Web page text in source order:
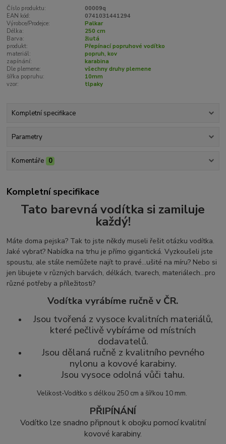
Číslo produktu:
00009q
EAN kód:
0741031441294
Výrobce/Prodejce:
Palkar
Délka:
250 cm
Barva:
žlutá
produkt:
Přepínací popruhové vodítko
materiál:
popruh, kov
zapínání:
karabina
Dle plemene:
všechny druhy plemene
šířka popruhu:
10mm
vzor:
tlpaky
Kompletní specifikace
Parametry
Komentáře 0
Kompletní specifikace
Tato barevná vodítka si zamiluje
každý!
Máte doma pejska? Tak to jste někdy museli řešit otázku vodítka.
Jaké vybrat? Nabídka na trhu je přímo gigantická. Vyzkoušeli jste
spoustu, ale stále nemůžete najít to pravé...ušité na míru? Nebo si
jen libujete v různých barvách, délkách, tvarech, materiálech...pro
různé potřeby a příležitosti?
Vodítka vyrábíme ručně v ČR.
Jsou tvořená z vysoce kvalitních materiálů,
které pečlivě vybíráme od místních
dodavatelů.
Jsou dělaná ručně z kvalitního pevného
nylonu a kovové karabiny.
Jsou vysoce odolná vůči tahu.
Velikost-Vodítko s délkou 250 cm a šířkou 10 mm.
PŘIPÍNÁNÍ
Vodítko lze snadno připnout k obojku pomocí kvalitní
kovové karabiny.